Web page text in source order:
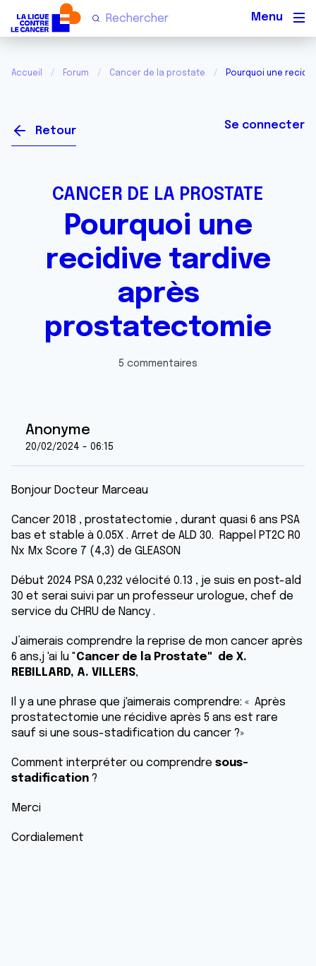
Accueil Forum Cancer de la prostate Pourquoi une
Retour Se connecter
CANCER DE LA PROSTATE
Pourquoi une
recidive tardive
après
prostatectomie
5 commentaires
Anonyme
20/02/2024 - 06:15
Bonjour Docteur Marceau
Cancer 2018 , prostatectomie , durant quasi 6 ans PSA
bas et stable à 0.05X . Arret de ALD 30. Rappel PT2C R0
Nx Mx Score 7 (4,3) de GLEASON
Début 2024 PSA 0,232 vélocité 0.13 , je suis en post-ald
30 et serai suivi par un professeur urologue, chef de
service du CHRU de Nancy .
J’aimerais comprendre la reprise de mon cancer après
6 ans,j 'ai lu "Cancer de la Prostate" de X.
REBILLARD, A. VILLERS,
Il y a une phrase que j'aimerais comprendre: « Après
prostatectomie une récidive après 5 ans est rare
sauf si une sous-stadification du cancer ?»
Comment interpréter ou comprendre sous-
stadification ?
Merci
Cordialement